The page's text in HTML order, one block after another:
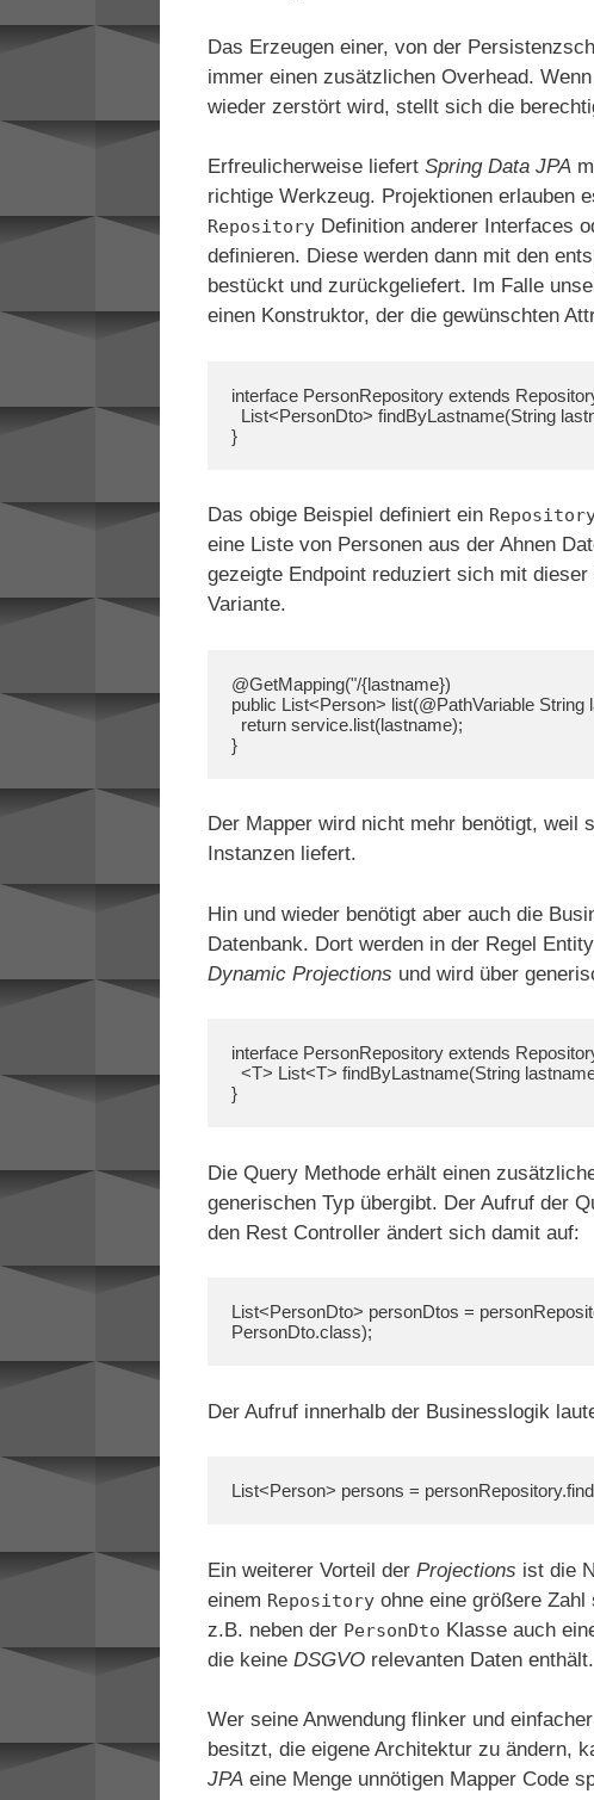
Das Erzeugen einer, von der
immer einen zusätzlichen Overhead.
wieder zerstört wird, stellt sich die
Erfreulicherweise liefertSpring Data JPA
richtige Werkzeug. Projektionen erlauben
Repository Definition anderer Interfaces
definieren. Diese werden dann mit den
bestückt und zurückgeliefert. Im Falle
einen Konstruktor, der die gewünschten
interface PersonRepository extends
}
Das obige Beispiel definiert ein
eine Liste von Personen aus der Ahnen
gezeigte Endpoint reduziert sich mit
Variante.
@GetMapping("/{lastname})
public List<Person> list(@PathVariable String
}
Der Mapper wird nicht mehr benötigt, weil
Instanzen liefert.
Hin und wieder benötigt aber auch die
Datenbank. Dort werden in der Regel
Dynamic Projections und wird über
interface PersonRepository extends
  <T> List<T> findByLastname(String lastname, Class<T> type);
}
Die Query Methode erhält einen
generischen Typ übergibt. Der Aufruf der
den Rest Controller ändert sich damit auf:
List<PersonDto> personDtos =
PersonDto.class);
Der Aufruf innerhalb der Businesslogik
List<Person> persons =
Ein weiterer Vorteil derProjections ist die
einem Repository ohne eine größere
z.B. neben der PersonDto Klasse auch
die keineDSGVO relevanten Daten enthält.
Wer seine Anwendung flinker und
besitzt, die eigene Architektur zu ändern,
JPA eine Menge unnötigen Mapper Code